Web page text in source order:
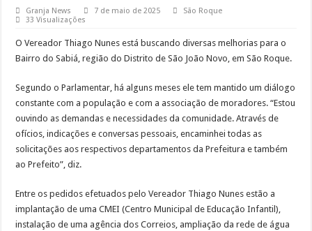
Parque Chico Anysio será revitalizado e passará a se chamar Parque Ecológico
Câmara Municipal realiza Sessão Solene em comemoração à fundação de São
Pré-conferências iniciam diálogos para a Conferência Municipal dos Direitos da
Câmara Municipal cria Comissão Especial de Inquérito para avaliar serviços da
Previsão de ciclone faz Defesa Civil de Cotia reforçar equipes de plantão
Granja News 7 de maio de 2025
São Roque
33 Visualizações
O Vereador Thiago Nunes está buscando diversas melhorias para o
Bairro do Sabiá, região do Distrito de São João Novo, em São Roque.
Segundo o Parlamentar, há alguns meses ele tem mantido um diálogo
constante com a população e com a associação de moradores. “Estou
ouvindo as demandas e necessidades da comunidade. Através de
ofícios, indicações e conversas pessoais, encaminhei todas as
solicitações aos respectivos departamentos da Prefeitura e também
ao Prefeito”, diz.
Entre os pedidos efetuados pelo Vereador Thiago Nunes estão a
implantação de uma CMEI (Centro Municipal de Educação Infantil),
instalação de uma agência dos Correios, ampliação da rede de água